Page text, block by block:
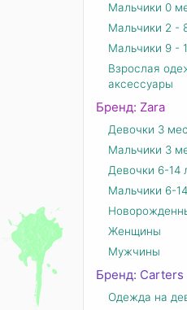
Мальчики 0
Мальчики 2 -
Мальчики 9 -
Взрослая
аксессуары
Бренд: Zara
Девочки 3
Мальчики 3
Девочки 6-14
Мальчики 6-
Женщины
Мужчины
Бренд: Carters
Одежда на